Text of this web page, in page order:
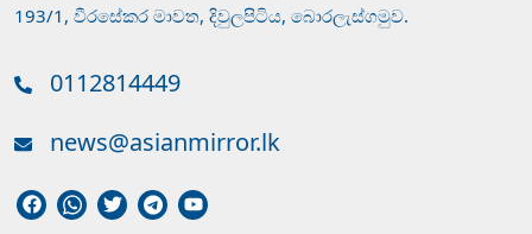
193/1, වීරසේකර මාවත, දිවුලපිටිය, බොරලැස්ගමුව.
0112814449
news@asianmirror.lk